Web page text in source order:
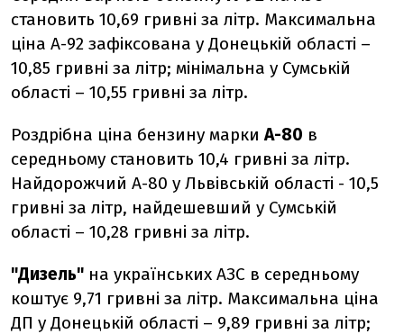
становить 10,69 гривні за літр. Максимальна
ціна А-92 зафіксована у Донецькій області –
10,85 гривні за літр; мінімальна у Сумській
області – 10,55 гривні за літр.
Роздрібна ціна бензину маркиА-80 в
середньому становить 10,4 гривні за літр.
Найдорожчий А-80 у Львівській області - 10,5
гривні за літр, найдешевший у Сумській
області – 10,28 гривні за літр.
"Дизель" на українських АЗС в середньому
коштує 9,71 гривні за літр. Максимальна ціна
ДП у Донецькій області – 9,89 гривні за літр;